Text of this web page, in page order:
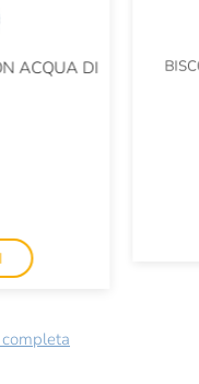
ACQUA DI